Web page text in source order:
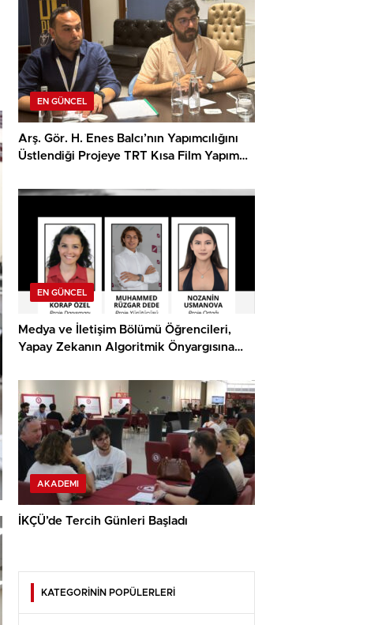
EN GÜNCEL
Arş. Gör. H. Enes Balcı’nın Yapımcılığını
Üstlendiği Projeye TRT Kısa Film Yapım
EN GÜNCEL
Medya ve İletişim Bölümü Öğrencileri,
Yapay Zekanın Algoritmik Önyargısına
AKADEMI
İKÇÜ’de Tercih Günleri Başladı
KATEGORİNİN POPÜLERLERİ